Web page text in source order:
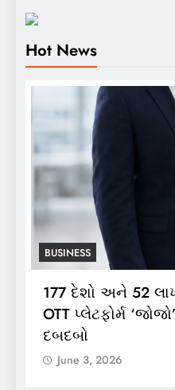
Hot News
BUSINESS
ભારતગેસ દ્વારા
લાઈટ ઝીપ’ 10
લોન્ચિંગ
June 3, 2026